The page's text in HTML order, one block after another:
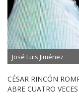
José Luis Jiménez
CÉSAR RINCÓN
ABRE CUATRO